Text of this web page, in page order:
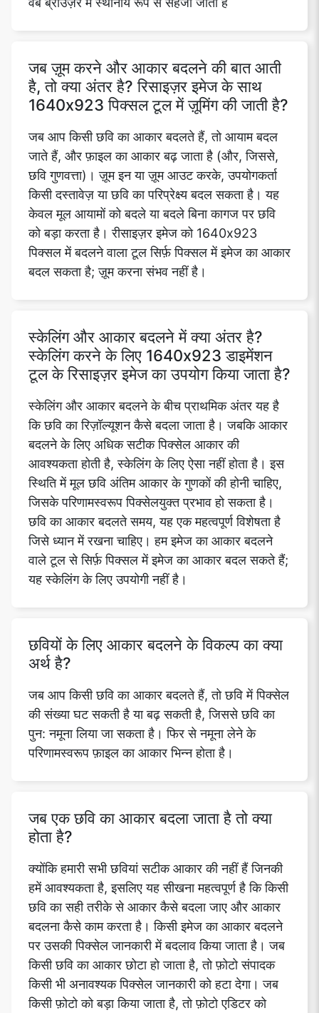
Copy Link
जब ज़ूम करने और आकार बदलने की बात आती
है, तो क्या अंतर है? रिसाइज़र इमेज के साथ
1640x923 पिक्सल टूल में ज़ूमिंग की जाती है?
जब आप किसी छवि का आकार बदलते हैं, तो आयाम बदल
जाते हैं, और फ़ाइल का आकार बढ़ जाता है (और, जिससे,
छवि गुणवत्ता)। ज़ूम इन या ज़ूम आउट करके, उपयोगकर्ता
किसी दस्तावेज़ या छवि का परिप्रेक्ष्य बदल सकता है। यह
केवल मूल आयामों को बदले या बदले बिना कागज पर छवि
को बड़ा करता है। रीसाइज़र इमेज को 1640x923
पिक्सल में बदलने वाला टूल सिर्फ़ पिक्सल में इमेज का आकार
बदल सकता है; ज़ूम करना संभव नहीं है।
स्केलिंग और आकार बदलने में क्या अंतर है?
स्केलिंग करने के लिए 1640x923 डाइमेंशन
टूल के रिसाइज़र इमेज का उपयोग किया जाता है?
स्केलिंग और आकार बदलने के बीच प्राथमिक अंतर यह है
कि छवि का रिज़ॉल्यूशन कैसे बदला जाता है। जबकि आकार
बदलने के लिए अधिक सटीक पिक्सेल आकार की
आवश्यकता होती है, स्केलिंग के लिए ऐसा नहीं होता है। इस
स्थिति में मूल छवि अंतिम आकार के गुणकों की होनी चाहिए,
जिसके परिणामस्वरूप पिक्सेलयुक्त प्रभाव हो सकता है।
छवि का आकार बदलते समय, यह एक महत्वपूर्ण विशेषता है
जिसे ध्यान में रखना चाहिए। हम इमेज का आकार बदलने
वाले टूल से सिर्फ़ पिक्सल में इमेज का आकार बदल सकते हैं;
यह स्केलिंग के लिए उपयोगी नहीं है।
छवियों के लिए आकार बदलने के विकल्प का क्या
अर्थ है?
जब आप किसी छवि का आकार बदलते हैं, तो छवि में पिक्सेल
की संख्या घट सकती है या बढ़ सकती है, जिससे छवि का
पुन: नमूना लिया जा सकता है। फिर से नमूना लेने के
परिणामस्वरूप फ़ाइल का आकार भिन्न होता है।
जब एक छवि का आकार बदला जाता है तो क्या
होता है?
क्योंकि हमारी सभी छवियां सटीक आकार की नहीं हैं जिनकी
हमें आवश्यकता है, इसलिए यह सीखना महत्वपूर्ण है कि किसी
छवि का सही तरीके से आकार कैसे बदला जाए और आकार
बदलना कैसे काम करता है। किसी इमेज का आकार बदलने
पर उसकी पिक्सेल जानकारी में बदलाव किया जाता है। जब
किसी छवि का आकार छोटा हो जाता है, तो फ़ोटो संपादक
किसी भी अनावश्यक पिक्सेल जानकारी को हटा देगा। जब
किसी फ़ोटो को बड़ा किया जाता है, तो फ़ोटो एडिटर को